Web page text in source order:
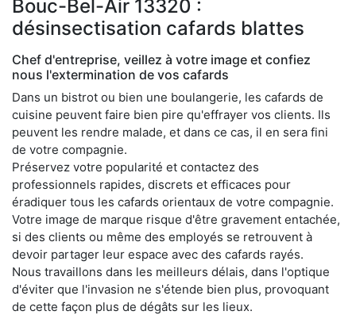
Bouc-Bel-Air 13320 :
désinsectisation cafards blattes
Chef d'entreprise, veillez à votre image et confiez
nous l'extermination de vos cafards
Dans un bistrot ou bien une boulangerie, les cafards de
cuisine peuvent faire bien pire qu'effrayer vos clients. Ils
peuvent les rendre malade, et dans ce cas, il en sera fini
de votre compagnie.
Préservez votre popularité et contactez des
professionnels rapides, discrets et efficaces pour
éradiquer tous les cafards orientaux de votre compagnie.
Votre image de marque risque d'être gravement entachée,
si des clients ou même des employés se retrouvent à
devoir partager leur espace avec des cafards rayés.
Nous travaillons dans les meilleurs délais, dans l'optique
d'éviter que l'invasion ne s'étende bien plus, provoquant
de cette façon plus de dégâts sur les lieux.